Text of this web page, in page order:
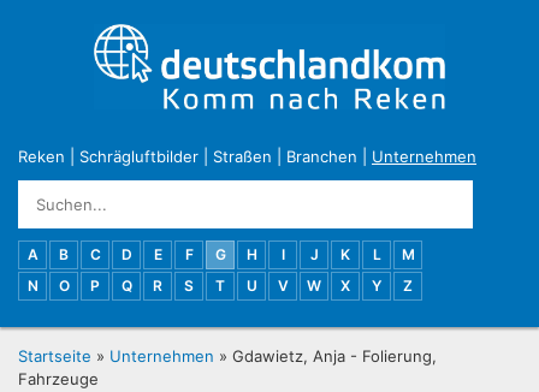
Reken Schrägluftbilder Straßen Branchen Unternehmen
A B C D E F G H I J K L
M
N
O P Q R S T U V W X Y Z
Startseite » Unternehmen » Gdawietz, Anja - Folierung,
Fahrzeuge